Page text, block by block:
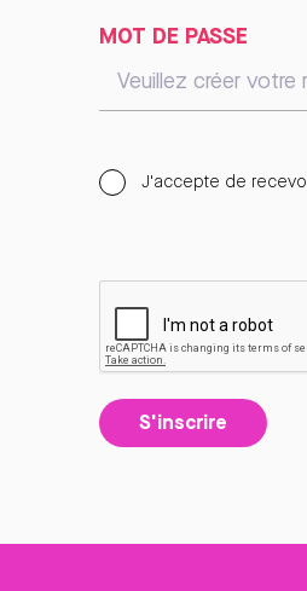
MOT DE PASSE
J'accepte de
S'inscrire